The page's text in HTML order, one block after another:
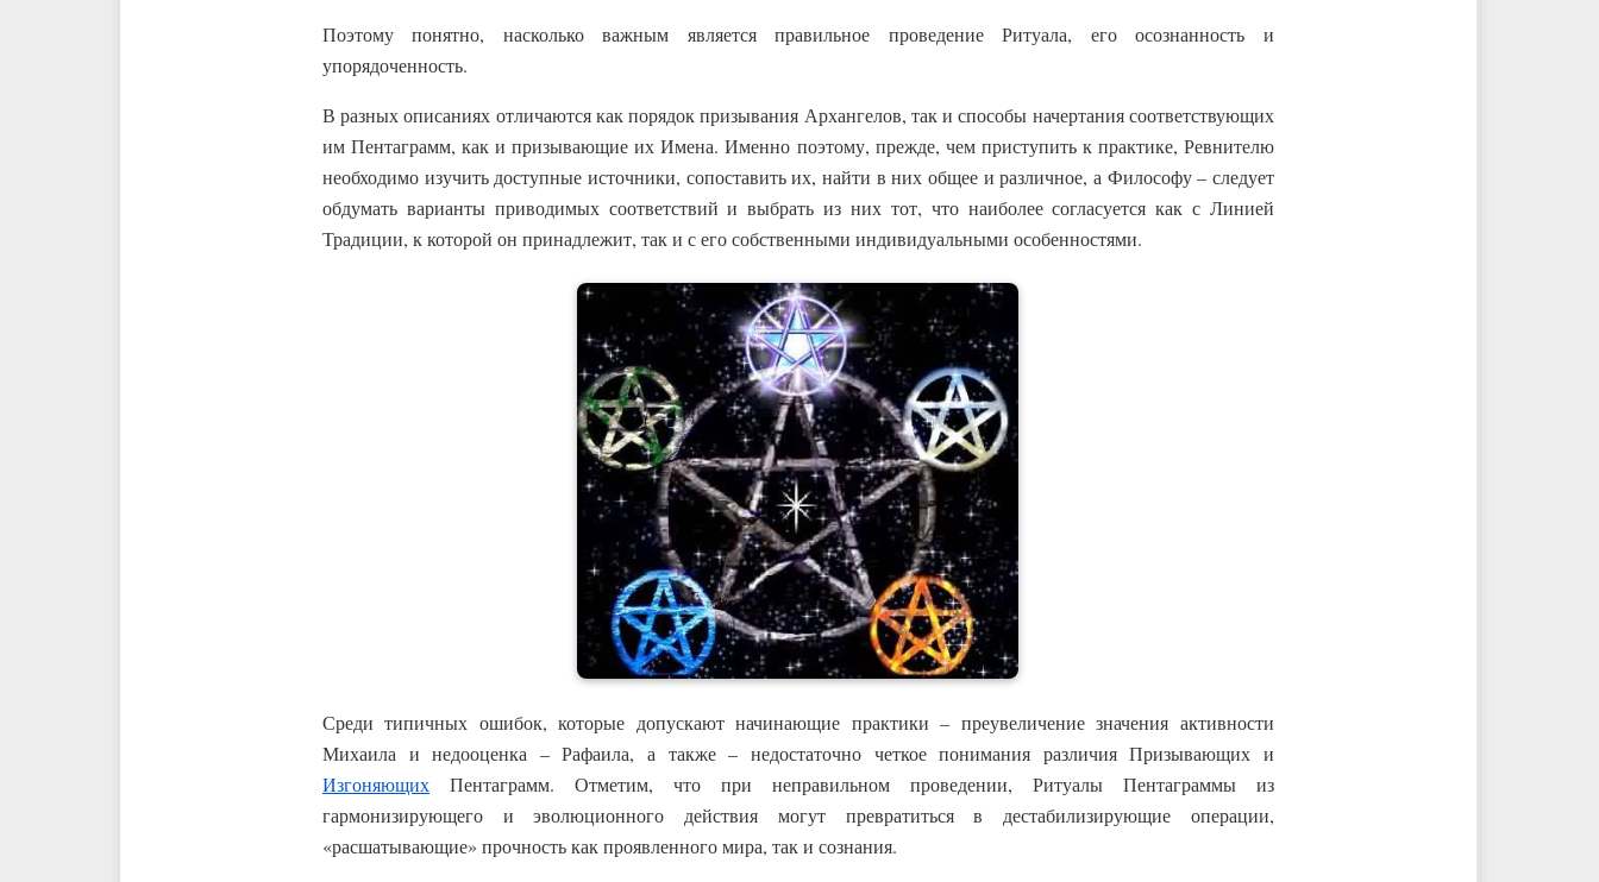
Поэтому понятно, насколько важным является правильное проведение Ритуала, его осознанность и
упорядоченность.
В разных описаниях отличаются как порядок призывания Архангелов, так и способы начертания соответствующих
им Пентаграмм, как и призывающие их Имена. Именно поэтому, прежде, чем приступить к практике, Ревнителю
необходимо изучить доступные источники, сопоставить их, найти в них общее и различное, а Философу – следует
обдумать варианты приводимых соответствий и выбрать из них тот, что наиболее согласуется как с Линией
Традиции, к которой он принадлежит, так и с его собственными индивидуальными особенностями.
Среди типичных ошибок, которые допускают начинающие практики – преувеличение значения активности
Михаила и недооценка – Рафаила, а также – недостаточно четкое понимания различия Призывающих и
ИзгоняющихПентаграмм. Отметим, что при неправильном проведении, Ритуалы Пентаграммы из
гармонизирующего и эволюционного действия могут превратиться в дестабилизирующие операции,
«расшатывающие» прочность как проявленного мира, так и сознания.